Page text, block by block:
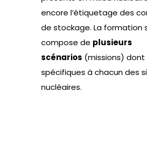
encore l’étiquetage des
de stockage. La formation
compose de plusieurs
scénarios (missions)
spécifiques à chacun des
nucléaires.